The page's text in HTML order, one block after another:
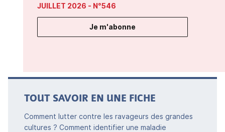
JUILLET 2026 - N°546
Je m'abonne
TOUT SAVOIR EN UNE FICHE
Comment lutter contre les ravageurs des grandes
cultures ? Comment identifier une maladie